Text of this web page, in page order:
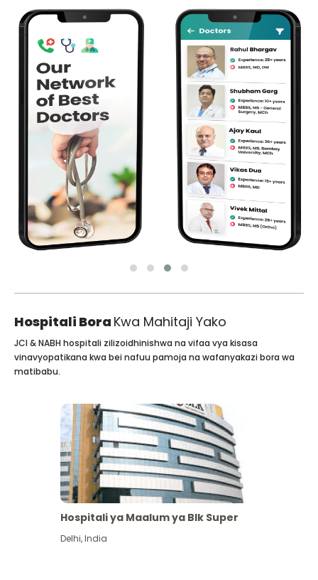
Hospitali Bora Kwa Mahitaji Yako
JCI & NABH hospitali zilizoidhinishwa na vifaa vya kisasa
vinavyopatikana kwa bei nafuu pamoja na wafanyakazi bora wa
matibabu.
Hospitali ya Maalum ya Blk Super
Delhi,India